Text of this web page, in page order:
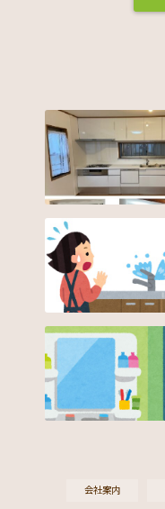
会社案内